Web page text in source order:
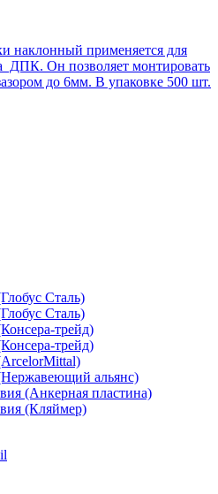
наклонный применяется для
ДПК. Он позволяет монтировать
до 6мм. В упаковке 500 шт.
Сталь)
Сталь)
трейд)
трейд)
альянс)
(Анкерная пластина)
(Кляймер)